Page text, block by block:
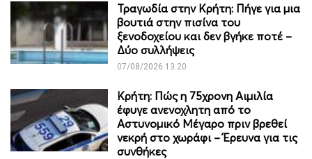
Τραγωδία στην Κρήτη: Πήγε για μια
βουτιά στην πισίνα του
ξενοδοχείου και δεν βγήκε ποτέ –
Δύο συλλήψεις
07/08/2026 13:20
Κρήτη: Πώς η 75χρονη Αιμιλία
έφυγε ανενοχλητη από το
Αστυνομικό Μέγαρο πριν βρεθεί
νεκρή στο χωράφι – Έρευνα για τις
συνθήκες